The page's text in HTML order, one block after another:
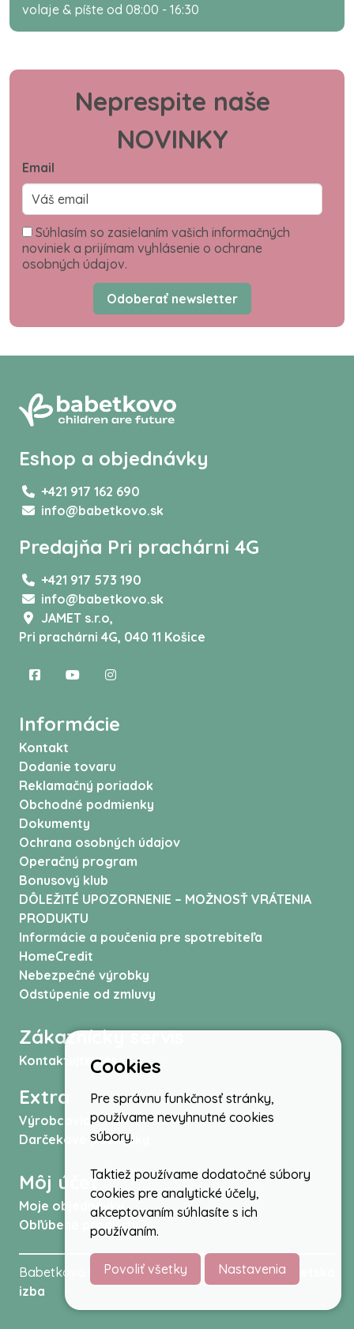
volaje & píšte od 08:00 - 16:30
Neprespite naše
NOVINKY
Email
Súhlasím so zasielaním vašich informačných
noviniek a prijímam vyhlásenie o ochrane
osobných údajov.
Odoberať newsletter
Eshop a objednávky
+421 917 162 690
info@babetkovo.sk
Predajňa Pri prachárni 4G
+421 917 573 190
info@babetkovo.sk
JAMET s.r.o,
Pri prachárni 4G, 040 11 Košice
Informácie
Kontakt
Dodanie tovaru
Reklamačný poriadok
Obchodné podmienky
Dokumenty
Ochrana osobných údajov
Operačný program
Bonusový klub
DÔLEŽITÉ UPOZORNENIE – MOŽNOSŤ VRÁTENIA
PRODUKTU
Informácie a poučenia pre spotrebiteľa
HomeCredit
Nebezpečné výrobky
Odstúpenie od zmluvy
Zákaznícky servis
Kontaktujte nás
Extra
Výrobcovia
Darčekové poukážky
Môj účet
Moje objednávky
Obľúbené produkty
Babetkovo.sk © 2026 -Kočíky autosedačky,
izba
Cookies
Pre správnu funkčnosť stránky,
používame nevyhnutné cookies
súbory.
Taktiež používame dodatočné súbory
cookies pre analytické účely,
akceptovaním súhlasíte s ich
používaním.
Povoliť všetky Nastavenia